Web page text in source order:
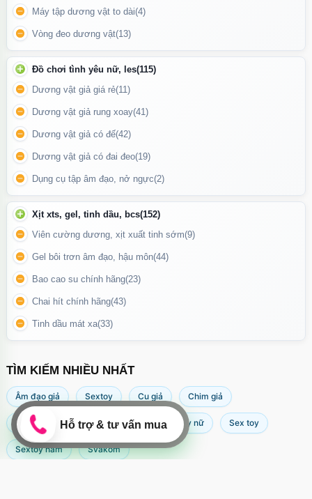
Vòng đeo dương vật Love hoa hồng có thiết kế rất tinh tế
Vòng đeo dương vật Love hoa hồng
khiển từ xa, cho phép thay đổi các chế độ rung hoặc các chức
năng khác mà không cần phải tháo vòng ra. Thường có phạm vi
điều khiển lên đến 10-15 mét, tùy thuộc vào thiết kế của sản
phẩm. Điều này cung cấp sự linh hoạt và tiện lợi, đặc biệt trong
các tình huống mà việc tiếp xúc trực tiếp có thể không thuận
tiện. Thêm vào đó với nhiều chế độ rung khác nhau, từ nhẹ
nhàng đến mạnh mẽ, với nhiều cường độ và kiểu rung,như rung
liên tục, rung theo nhịp điệu, hoặc rung ngắt quãng góp phần gia
tăng sự kích thích hưng phấn.
Máy tập dương vật to dài(4)
Vòng đeo dương vật(13)
Đồ chơi tình yêu nữ, les(115)
Dương vật giả giá rẻ(11)
Dương vật giả rung xoay(41)
Dương vật giả có đế(42)
Dương vật giả có đai đeo(19)
Dụng cụ tập âm đạo, nở ngực(2)
Xịt xts, gel, tinh dầu, bcs(152)
Viên cường dương, xịt xuất tinh sớm(9)
Gel bôi trơn âm đạo, hậu môn(44)
Bao cao su chính hãng(23)
Chai hít chính hãng(43)
Tinh dầu mát xa(33)
TÌM KIẾM NHIỀU NHẤT
Âm đạo giả Sextoy Cu giả Chim giả
Máy rung âm đạo Popper Sextoy nữ Sex toy
Sextoy nam Svakom